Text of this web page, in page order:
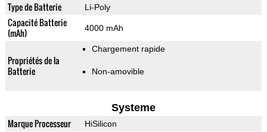
Type de Batterie Li-Poly
Capacité Batterie
(mAh)
4000 mAh
Propriétés de la
Batterie
Chargement rapide
Non-amovible
Systeme
Marque Processeur HiSilicon